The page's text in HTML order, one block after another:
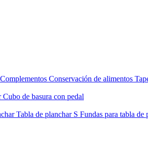
Complementos Conservación de alimentos
Cubo de basura con pedal
Tabla de planchar S Fundas para tabla de